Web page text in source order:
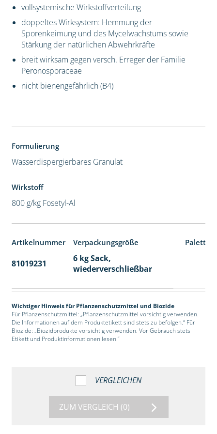
vollsystemische Wirkstoffverteilung
doppeltes Wirksystem: Hemmung der
Sporenkeimung und des Mycelwachstums sowie
Stärkung der natürlichen Abwehrkräfte
breit wirksam gegen versch. Erreger der Familie
Peronosporaceae
nicht bienengefährlich (B4)
Formulierung
Wasserdispergierbares Granulat
Wirkstoff
800 g/kg Fosetyl-Al
Artikelnummer Verpackungsgröße
81019231
6 kg Sack,
wiederverschließbar
Wichtiger Hinweis für Pflanzenschutzmittel und Biozide
Für Pflanzenschutzmittel: „Pflanzenschutzmittel vorsichtig verwenden.
Die Informationen auf dem Produktetikett sind stets zu befolgen.“ Für
Biozide: „Biozidprodukte vorsichtig verwenden. Vor Gebrauch stets
Etikett und Produktinformationen lesen.“
VERGLEICHEN
ZUM VERGLEICH (0)